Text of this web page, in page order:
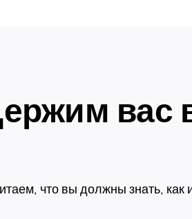
вас
что вы должны знать, как